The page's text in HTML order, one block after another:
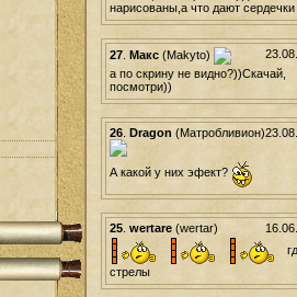
нарисованы,а что дают сердечки
27. Макс(Makyto)
а по скрину не видно?))Скачай,
посмотри))
26. Dragon (Матробливион)
А какой у них эфект?
25. wertare(wertar)
стрелы